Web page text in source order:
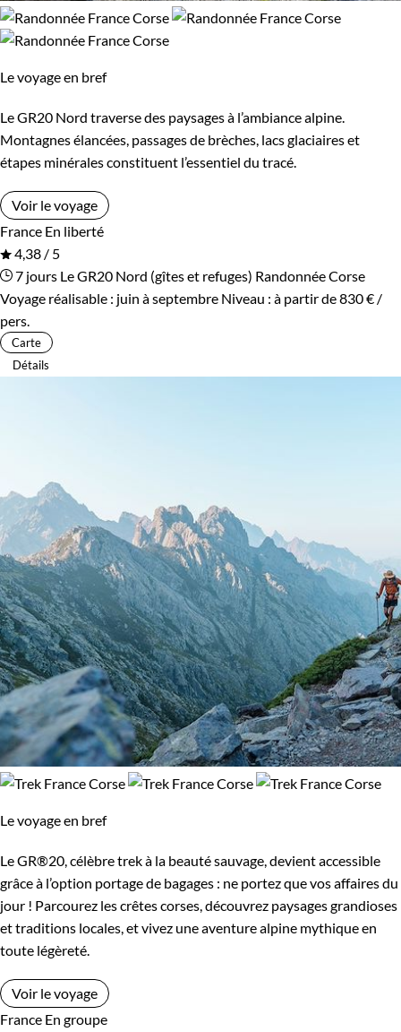
Le voyage en bref
Le GR20 Nord traverse des paysages à l’ambiance alpine.
Montagnes élancées, passages de brèches, lacs glaciaires et
étapes minérales constituent l’essentiel du tracé.
Voir le voyage
France En liberté
4,38 / 5
7 jours Le GR20 Nord (gîtes et refuges) Randonnée Corse
Voyage réalisable : juin à septembre Niveau : à partir de830 € /
pers.
Carte
Détails
Le voyage en bref
Le GR®20, célèbre trek à la beauté sauvage, devient accessible
grâce à l’option portage de bagages : ne portez que vos affaires du
jour ! Parcourez les crêtes corses, découvrez paysages grandioses
et traditions locales, et vivez une aventure alpine mythique en
toute légèreté.
Voir le voyage
France En groupe